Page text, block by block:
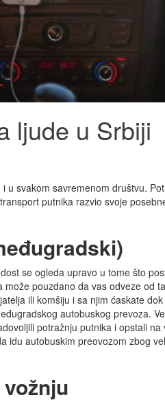
ljude u Srbiji
u svakom savremenom društvu.
putnika razvio svoje
se ogleda upravo u tome što
pouzdano da vas odveze od
ili komšiju i sa njim ćaskate
autobuskog prevoza.
potražnju putnika i opstali
idu autobuskim preovozom zbog